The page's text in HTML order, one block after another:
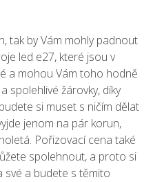
tak by Vám mohly padnout
led e27, které jsou v
a mohou Vám toho hodně
spolehlivé žárovky, díky
si muset s ničím dělat
jenom na pár korun,
Pořizovací cena také
spolehnout, a proto si
své a budete s těmito